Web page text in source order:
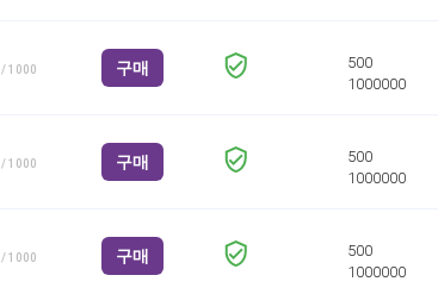
/ 1000 구매
500
1000000
/ 1000 구매
500
1000000
/ 1000 구매
500
1000000